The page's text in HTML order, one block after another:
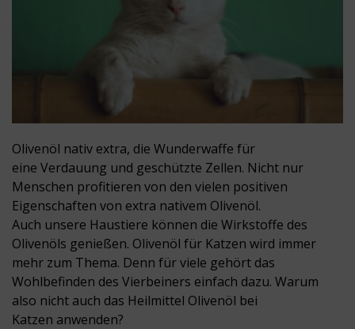
Olivenöl nativ extra, die Wunderwaffe für
eine Verdauung und geschützte Zellen. Nicht nur
Menschen profitieren von den vielen positiven
Eigenschaften von extra nativem Olivenöl.
Auch unsere Haustiere können die Wirkstoffe des
Olivenöls genießen. Olivenöl für Katzen wird immer
mehr zum Thema. Denn für viele gehört das
Wohlbefinden des Vierbeiners einfach dazu. Warum
also nicht auch das Heilmittel Olivenöl bei
Katzen anwenden?